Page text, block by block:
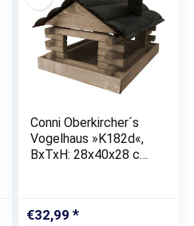
Conni Oberkircher´s
Vogelhaus »K182d«,
BxTxH: 28x40x28 cm,
€32,99